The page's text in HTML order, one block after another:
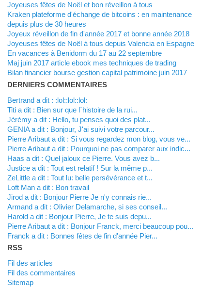
Joyeuses fêtes de Noël et bon réveillon à tous
Kraken plateforme d'échange de bitcoins : en maintenance
depuis plus de 30 heures
Joyeux réveillon de fin d'année 2017 et bonne année 2018
Joyeuses fêtes de Noël à tous depuis Valencia en Espagne
En vacances à Benidorm du 17 au 22 septembre
Maj juin 2017 article ebook mes techniques de trading
Bilan financier bourse gestion capital patrimoine juin 2017
DERNIERS COMMENTAIRES
Bertrand a dit : :lol::lol::lol:
titi a dit : Bien sur que l´histoire de la rui...
Jérémy a dit : Hello, tu penses quoi des plat...
GENIA a dit : Bonjour, J'ai suivi votre parcour...
Pierre Aribaut a dit : Si vous regardez mon blog, vous ve...
Pierre Aribaut a dit : Pourquoi ne pas comparer aux indic...
Haas a dit : Quel jaloux ce Pierre. Vous avez b...
justice a dit : Tout est relatif ! Sur la même p...
zeLittle a dit : Tout lu: belle persévérance et t...
Loft Man a dit : Bon travail
Jirod a dit : Bonjour Pierre Je n'y connais rie...
Armand a dit : Olivier Delamarche, si ses conseil...
harold a dit : Bonjour Pierre, Je te suis depu...
Pierre Aribaut a dit : Bonjour Franck, merci beaucoup pou...
franck a dit : Bonnes fêtes de fin d'année Pier...
RSS
Fil des articles
Fil des commentaires
Sitemap